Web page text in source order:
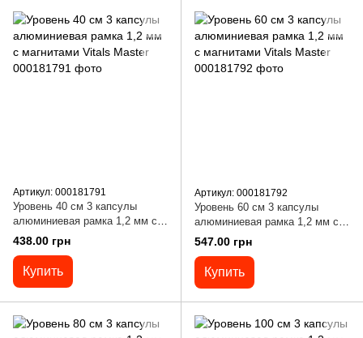
Артикул: 000181791
Уровень 40 см 3 капсулы
алюминиевая рамка 1,2 мм с
магнитами Vitals Master
438.00 грн
Купить
Артикул: 000181792
Уровень 60 см 3 капсулы
алюминиевая рамка 1,2 мм с
магнитами Vitals Master
547.00 грн
Купить